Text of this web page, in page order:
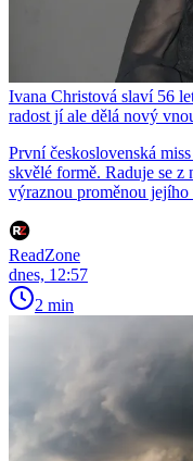
Ivana Christová slaví 56
radost jí ale dělá nový
První československá
skvělé formě. Raduje se
výraznou proměnou jejího
ReadZone
dnes, 12:57
2 min